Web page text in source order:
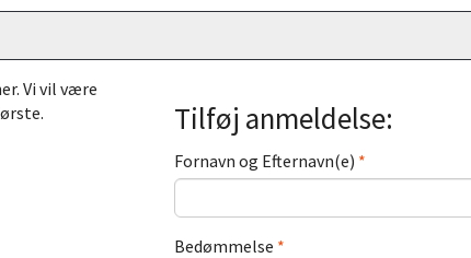
Vi vil være
Tilføj anmeldelse:
Fornavn og Efternavn(e)
Bedømmelse